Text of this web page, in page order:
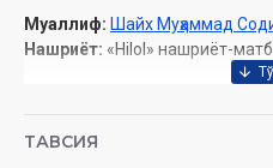
Муаллиф: Шайх Муҳаммад
Нашриёт: «Hilol» нашриёт-
1-33.«Ҳадис ва Ҳаёт» 33 жуз
ТАВСИЯ